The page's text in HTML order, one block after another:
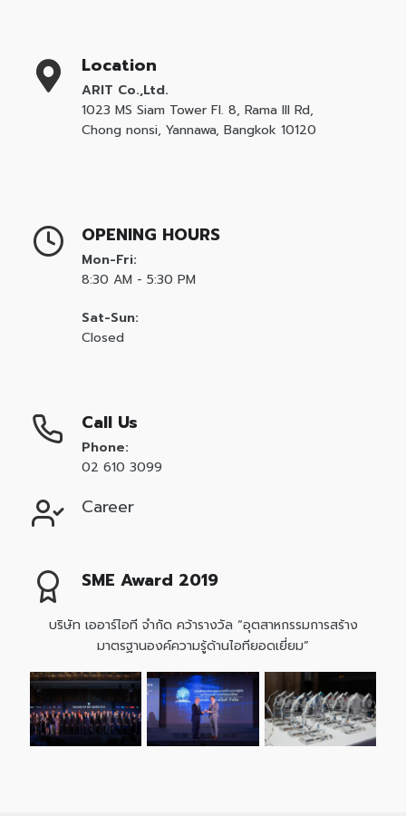
Location
ARIT Co.,Ltd.
1023 MS Siam Tower Fl. 8, Rama III Rd,
Chong nonsi, Yannawa, Bangkok 10120
OPENING HOURS
Mon-Fri:
8:30 AM - 5:30 PM
Sat-Sun:
Closed
Call Us
Phone:
02 610 3099
Career
SME Award 2019
บริษัท เออาร์ไอที จำกัด คว้ารางวัล “อุตสาหกรรมการสร้าง
มาตรฐานองค์ความรู้ด้านไอทียอดเยี่ยม”